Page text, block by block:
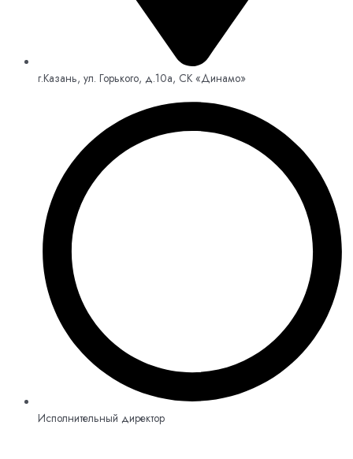
г.Казань, ул. Горького, д.10а, СК «Динамо»
Исполнительный директор